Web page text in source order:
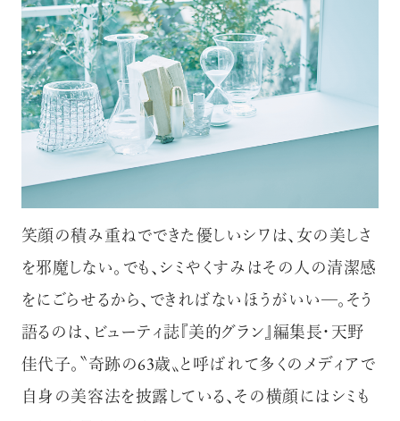
笑顔の積み重ねでできた優しいシワは、女の美しさ
を邪魔しない。でも、シミやくすみはその人の清潔感
をにごらせるから、できればないほうがいい─。そう
語るのは、ビューティ誌『美的グラン』編集長・天野
佳代子。〝奇跡の63歳〟と呼ばれて多くのメディアで
自身の美容法を披露している、その横顔にはシミも